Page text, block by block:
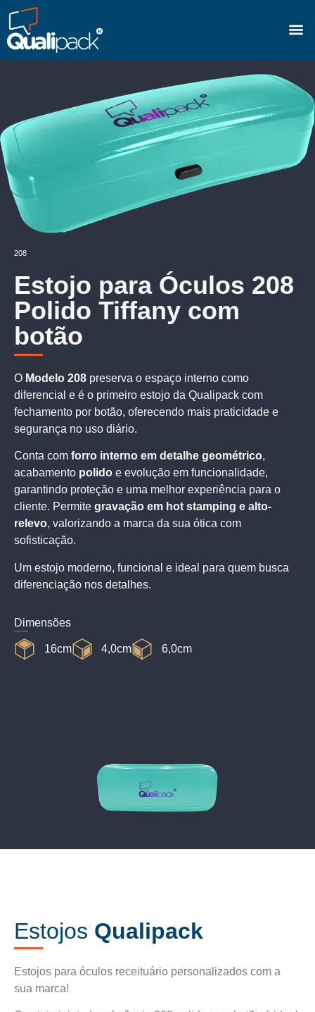
208
Estojo para Óculos 208
Polido Tiffany com
botão
O Modelo 208 preserva o espaço interno como
diferencial e é o primeiro estojo da Qualipack com
fechamento por botão, oferecendo mais praticidade e
segurança no uso diário.
Conta com forro interno em detalhe geométrico,
acabamento polido e evolução em funcionalidade,
garantindo proteção e uma melhor experiência para o
cliente. Permite gravação em hot stamping e alto-
relevo, valorizando a marca da sua ótica com
sofisticação.
Um estojo moderno, funcional e ideal para quem busca
diferenciação nos detalhes.
Dimensões
16cm 4,0cm 6,0cm
Estojos Qualipack
Estojos para óculos receituário personalizados com a
sua marca!